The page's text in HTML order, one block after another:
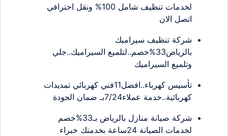
لخدمات تنظيف شامل 100% ونقل احترافي
اتصل الان
شركة تنظيف سيراميك
بالرياض33%خصم..لتلميع السيراميك..جلي
وتلميع السيراميك
تأسيس كهرباء..افضل11فني كهربائي تمديدات
كهربائية..خدمة عملاء7/24بـ ضمان الجودة
شركة صيانة منازل بالرياض بـ33%خصم
لخدمات الصيانة 24ساعة بخدمتك خبراء